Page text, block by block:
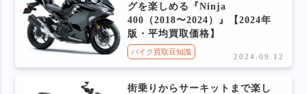
グを楽しめる『Ninja
400（2018〜2024）』【2024年
版・平均買取価格】
バイク買取豆知識
2024.09.12
街乗りからサーキットまで楽し